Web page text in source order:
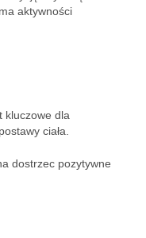
aktywności
kluczowe dla
ciała.
dostrzec pozytywne